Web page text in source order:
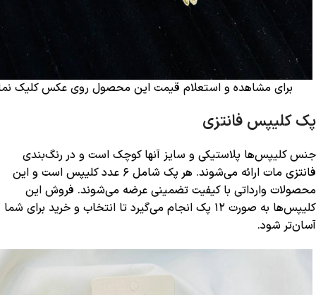
برای مشاهده و استعلام قیمت این محصول روی عکس کلیک
پک کلیپس فانتزی
جنس کلیپس‌ها پلاستیکی و سایز آنها کوچک است و در رنگ‌بندی
فانتزی مات ارائه می‌شوند. هر پک شامل ۶ عدد کلیپس است و این
محصولات وارداتی با کیفیت تضمینی عرضه می‌شوند. فروش این
کلیپس‌ها به صورت ۱۲ پک انجام می‌گیرد تا انتخاب و خرید برای شما
آسان‌تر شود.